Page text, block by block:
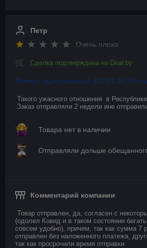
Петр
Очень плохо
Сделка подтверждена на Deal.by
Люверс оцинкованный d10 01.10,
Такого ужасного отношения  в
.Заказ отправляли 2 недели ине
Товара нет в наличии
Отправляли дольше
Комментарий компании
Товар отправлен, да, согласен с
(одолел Ковид и в таком состоянии
совсем удобно), причем, так как сумма 7
отправлен без наложенного платежа,
так как просрочили время отправки.